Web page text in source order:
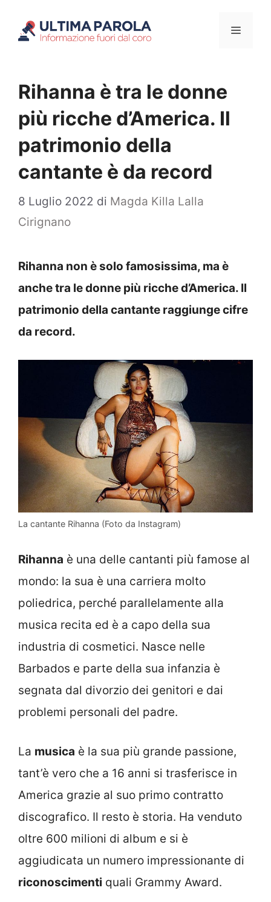
Menu
Rihanna è tra le donne
più ricche d’America. Il
patrimonio della
cantante è da record
8 Luglio 2022 di Magda Killa Lalla
Cirignano
Rihanna non è solo famosissima, ma è
anche tra le donne più ricche d’America. Il
patrimonio della cantante raggiunge cifre
da record.
La cantante Rihanna (Foto da Instagram)
Rihanna è una delle cantanti più famose al
mondo: la sua è una carriera molto
poliedrica, perché parallelamente alla
musica recita ed è a capo della sua
industria di cosmetici. Nasce nelle
Barbados e parte della sua infanzia è
segnata dal divorzio dei genitori e dai
problemi personali del padre.
La musica è la sua più grande passione,
tant’è vero che a 16 anni si trasferisce in
America grazie al suo primo contratto
discografico. Il resto è storia. Ha venduto
oltre 600 milioni di album e si è
aggiudicata un numero impressionante di
riconoscimenti quali Grammy Award.